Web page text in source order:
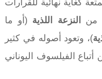
كغاية نهائية للقرارات
من
النزعة اللذية (أو ما
)، وتعود أصوله في كثير
أتباع الفيلسوف اليوناني